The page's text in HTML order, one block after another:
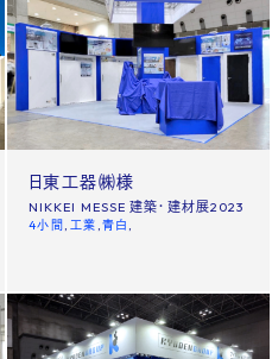
日東工器㈱様
NIKKEI MESSE 建築・建材展2023
4小間 工業 青白